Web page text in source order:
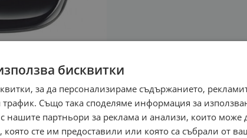
бисквитки
за да персонализираме съдържанието,
Също така споделяме информация за
с нашите партньори за реклама и анализи, които може
сте им предоставили или която са събрали от